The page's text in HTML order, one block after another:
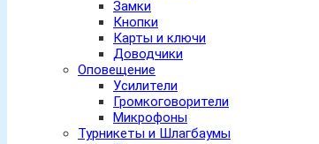
Замки
Кнопки
Карты и ключи
Доводчики
Оповещение
Усилители
Громкоговорители
Микрофоны
Турникеты и Шлагбаумы